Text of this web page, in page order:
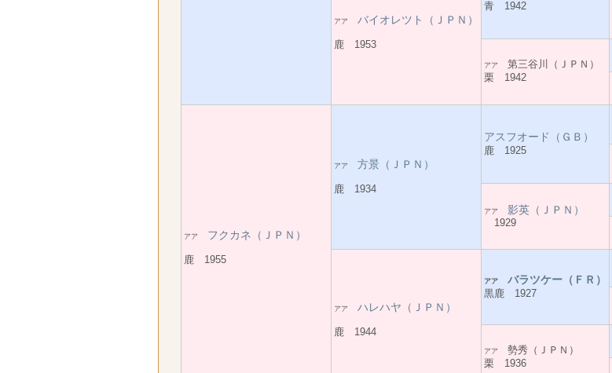
アア バイオレツト（ＪＰＮ）
鹿 1953
青 1942
アア 第三谷川（ＪＰＮ）
栗 1942
アア フクカネ（ＪＰＮ）
鹿 1955
アア 方景（ＪＰＮ）
鹿 1934
アスフオード（ＧＢ）
鹿 1925
アア 影英（ＪＰＮ）
1929
アア ハレハヤ（ＪＰＮ）
鹿 1944
アア バラツケー（ＦＲ）
黒鹿 1927
アア 勢秀（ＪＰＮ）
栗 1936